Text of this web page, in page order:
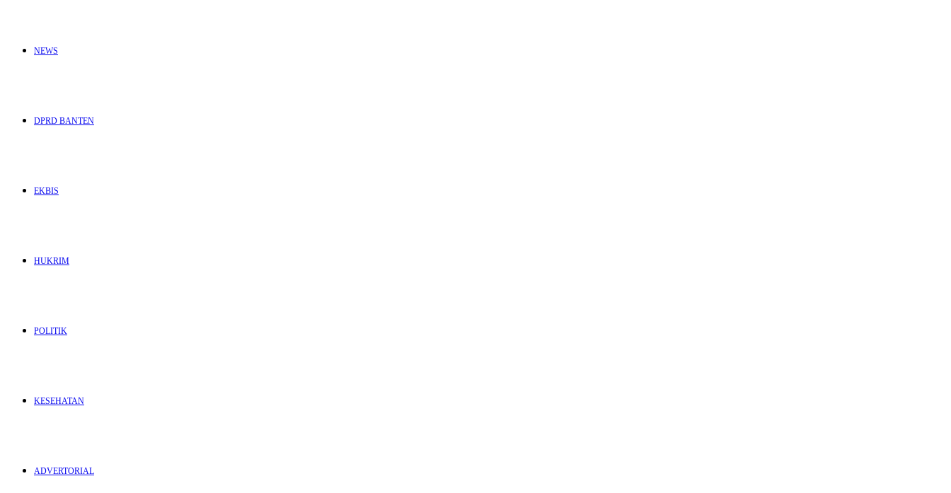
NEWS
DPRD BANTEN
EKBIS
HUKRIM
POLITIK
KESEHATAN
ADVERTORIAL